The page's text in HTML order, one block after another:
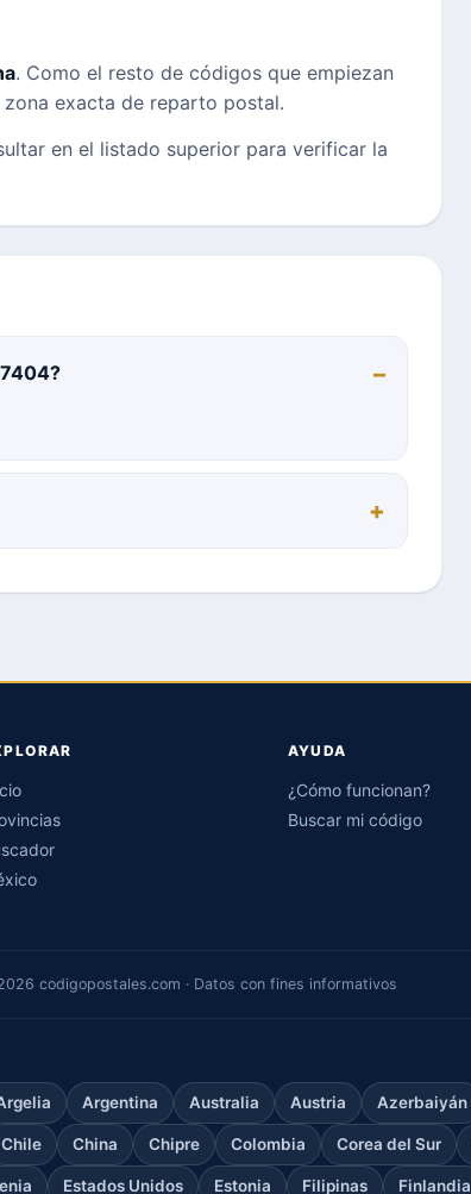
. Como el resto de códigos que empiezan
exacta de reparto postal.
en el listado superior para verificar la
AYUDA
¿Cómo funcionan?
Buscar mi código
codigopostales.com · Datos con fines informativos
Argentina Australia Austria Azerbaiyán
Chile China Chipre Colombia Corea del Sur
Estados Unidos Estonia Filipinas Finlandia